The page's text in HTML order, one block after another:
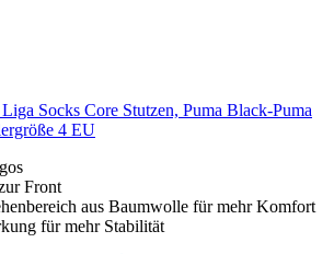
Socks Core Stutzen, Puma Black-Puma
4 EU
Front
aus Baumwolle für mehr Komfort
für mehr Stabilität